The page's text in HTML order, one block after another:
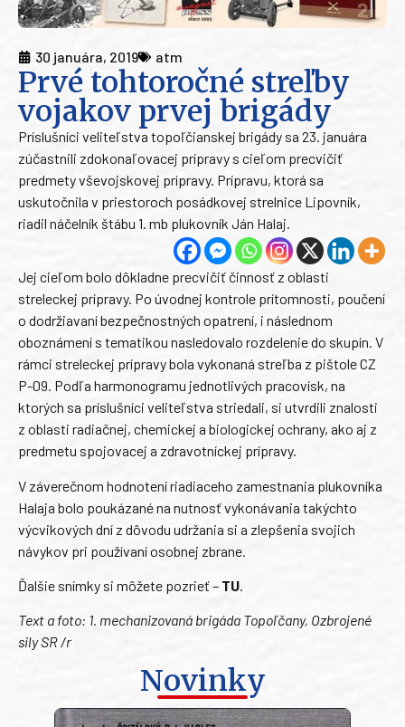
30 januára, 2019 atm
Prvé tohtoročné streľby
vojakov prvej brigády
Príslušníci veliteľstva topoľčianskej brigády sa 23. januára
zúčastnili zdokonaľovacej prípravy s cieľom precvičiť
predmety vševojskovej prípravy. Prípravu, ktorá sa
uskutočnila v priestoroch posádkovej strelnice Lipovník,
riadil náčelník štábu 1. mb plukovník Ján Halaj.
Jej cieľom bolo dôkladne precvičiť činnosť z oblasti
streleckej prípravy. Po úvodnej kontrole prítomnosti, poučení
o dodržiavaní bezpečnostných opatrení, i následnom
oboznámení s tematikou nasledovalo rozdelenie do skupín. V
rámci streleckej prípravy bola vykonaná streľba z pištole CZ
P-09. Podľa harmonogramu jednotlivých pracovísk, na
ktorých sa príslušníci veliteľstva striedali, si utvrdili znalosti
z oblasti radiačnej, chemickej a biologickej ochrany, ako aj z
predmetu spojovacej a zdravotníckej prípravy.
V záverečnom hodnotení riadiaceho zamestnania plukovníka
Halaja bolo poukázané na nutnosť vykonávania takýchto
výcvikových dní z dôvodu udržania si a zlepšenia svojich
návykov pri používaní osobnej zbrane.
Ďalšie snímky si môžete pozrieť – TU.
Text a foto: 1. mechanizovaná brigáda Topoľčany, Ozbrojené
sily SR /r
Novinky